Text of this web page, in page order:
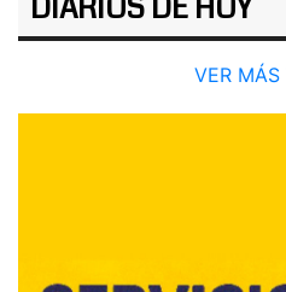
DIARIOS DE HOY
VER MÁS